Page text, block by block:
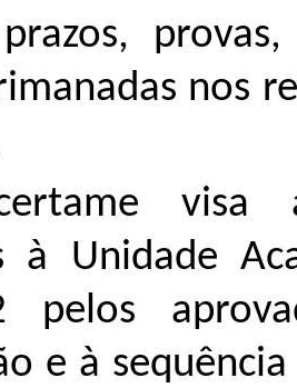
nos
visa
à Unidade
pelos
e à